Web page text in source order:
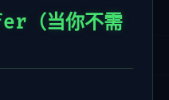
当你不需